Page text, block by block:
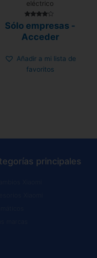
eléctrico
con
de 5
Sólo empresas -
Acceder
Añadir a mi lista de
favoritos
principales